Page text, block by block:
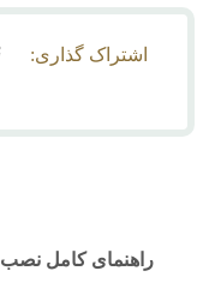
راهنمای کامل